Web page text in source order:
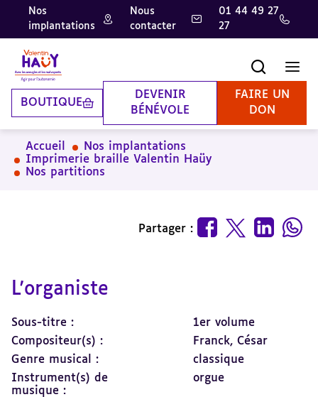
Aller
contenu
principal
Aller
pied
de
page
Aller
la
recherche
Nos
implantations
Nous
contacter
01 44 49 27
27
BOUTIQUE
DEVENIR
BÉNÉVOLE
FAIRE UN
DON
Accueil
Nos implantations
Imprimerie braille Valentin Haüy
Nos partitions
Partager :
L'organiste
Sous-titre :
1er volume
Compositeur(s) :
Franck, César
Genre musical :
classique
Instrument(s) de
musique :
orgue